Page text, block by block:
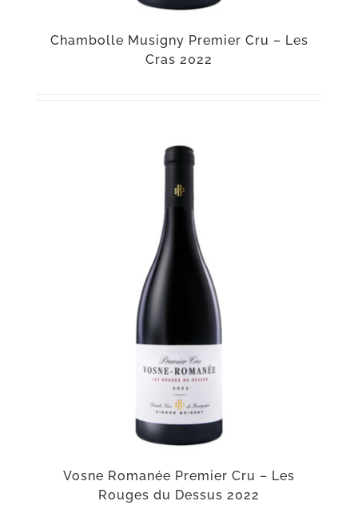
Chambolle Musigny Premier Cru – Les
Cras 2022
Vosne Romanée Premier Cru – Les
Rouges du Dessus 2022